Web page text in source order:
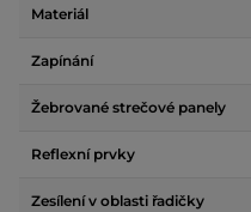
Materiál
Zapínání
Žebrované strečové panely
Reflexní prvky
Zesílení v oblasti řadičky